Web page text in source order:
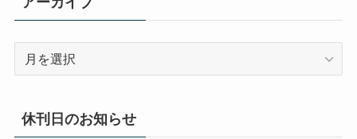
イ
ブ
休刊日のお知らせ